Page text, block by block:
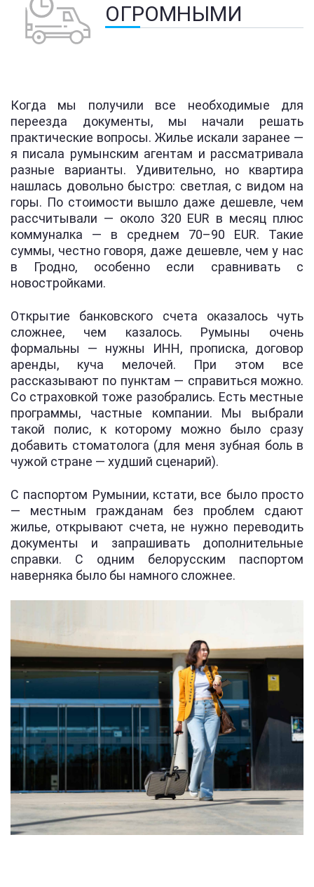
ОГРОМНЫМИ
Когда мы получили все необходимые для
переезда документы, мы начали решать
практические вопросы. Жилье искали заранее —
я писала румынским агентам и рассматривала
разные варианты. Удивительно, но квартира
нашлась довольно быстро: светлая, с видом на
горы. По стоимости вышло даже дешевле, чем
рассчитывали — около 320 EUR в месяц плюс
коммуналка — в среднем 70–90 EUR. Такие
суммы, честно говоря, даже дешевле, чем у нас
в Гродно, особенно если сравнивать с
новостройками.
Открытие банковского счета оказалось чуть
сложнее, чем казалось. Румыны очень
формальны — нужны ИНН, прописка, договор
аренды, куча мелочей. При этом все
рассказывают по пунктам — справиться можно.
Со страховкой тоже разобрались. Есть местные
программы, частные компании. Мы выбрали
такой полис, к которому можно было сразу
добавить стоматолога (для меня зубная боль в
чужой стране — худший сценарий).
С паспортом Румынии, кстати, все было просто
— местным гражданам без проблем сдают
жилье, открывают счета, не нужно переводить
документы и запрашивать дополнительные
справки. С одним белорусским паспортом
наверняка было бы намного сложнее.